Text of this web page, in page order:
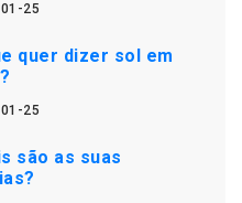
25
quer dizer sol em
25
são as suas